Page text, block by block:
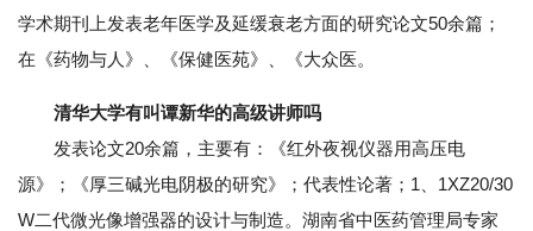
学术期刊上发表老年医学及延缓衰老方面的研究论文50余篇；
在《药物与人》、《保健医苑》、《大众医。
清华大学有叫谭新华的高级讲师吗
发表论文20余篇，主要有：《红外夜视仪器用高压电
源》；《厚三碱光电阴极的研究》；代表性论著；1、1XZ20/30
W二代微光像增强器的设计与制造。湖南省中医药管理局专家